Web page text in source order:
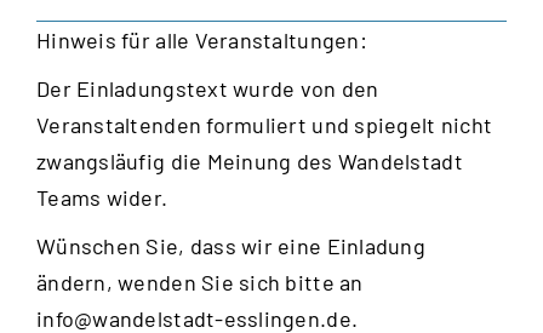
Hinweis für alle Veranstaltungen:
Der Einladungstext wurde von den
Veranstaltenden formuliert und spiegelt nicht
zwangsläufig die Meinung des Wandelstadt
Teams wider.
Wünschen Sie, dass wir eine Einladung
ändern, wenden Sie sich bitte an
info@wandelstadt-esslingen.de.